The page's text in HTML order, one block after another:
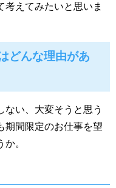
考えてみたいと思いま
どんな理由があ
ない、大変そうと思う
期間限定のお仕事を望
。